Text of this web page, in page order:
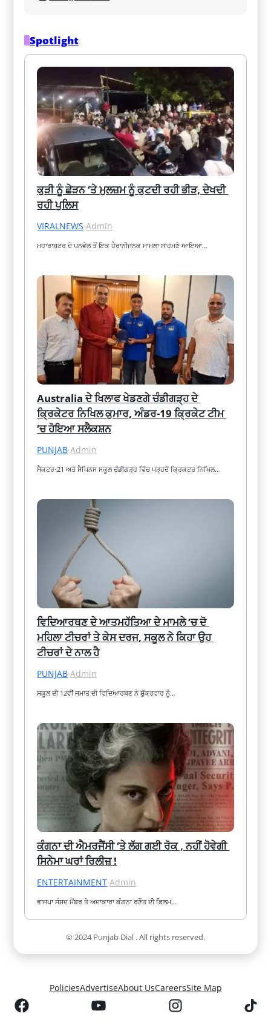
Spotlight
ਕੁੜੀ ਨੂੰ ਛੇੜਨ ‘ਤੇ ਮੁਲਜ਼ਮ ਨੂੰ ਕੁਟਦੀ ਰਹੀ ਭੀੜ, ਦੇਖਦੀ
ਰਹੀ ਪੁਲਿਸ
VIRALNEWS·Admin
ਮਹਾਰਾਸ਼ਟਰ ਦੇ ਪਨਵੇਲ ਤੋਂ ਇਕ ਹੈਰਾਨੀਜਨਕ ਮਾਮਲਾ ਸਾਹਮਣੇ ਆਇਆ…
Australia ਦੇ ਖਿਲਾਫ ਖੇਡਣਗੇ ਚੰਡੀਗੜ੍ਹ ਦੇ
ਕ੍ਰਿਕੇਟਰ ਨਿਖਿਲ ਕੁਮਾਰ, ਅੰਡਰ-19 ਕ੍ਰਿਕੇਟ ਟੀਮ
‘ਚ ਹੋਇਆ ਸਲੈਕਸ਼ਨ
PUNJAB·Admin
ਸੈਕਟਰ-21 ਅਤੇ ਸੈਪਿਨਸ ਸਕੂਲ ਚੰਡੀਗੜ੍ਹ ਵਿੱਚ ਪੜ੍ਹਦੇ ਕ੍ਰਿਕਟਰ ਨਿਖਿਲ…
ਵਿਦਿਆਰਥਣ ਦੇ ਆਤਮਹੱਤਿਆ ਦੇ ਮਾਮਲੇ ‘ਚ ਦੋ
ਮਹਿਲਾ ਟੀਚਰਾਂ ਤੇ ਕੇਸ ਦਰਜ, ਸਕੂਲ ਨੇ ਕਿਹਾ ਉਹ
ਟੀਚਰਾਂ ਦੇ ਨਾਲ ਹੈ
PUNJAB·Admin
ਸਕੂਲ ਦੀ 12ਵੀਂ ਜਮਾਤ ਦੀ ਵਿਦਿਆਰਥਣ ਨੇ ਸ਼ੁੱਕਰਵਾਰ ਨੂੰ…
ਕੰਗਨਾ ਦੀ ਐਮਰਜੈਂਸੀ ‘ਤੇ ਲੱਗ ਗਈ ਰੋਕ , ਨਹੀਂ ਹੋਵੇਗੀ
ਸਿਨੇਮਾ ਘਰਾਂ ਰਿਲੀਜ਼ !
ENTERTAINMENT·Admin
ਭਾਜਪਾ ਸੰਸਦ ਮੈਂਬਰ ਤੇ ਅਦਾਕਾਰਾ ਕੰਗਨਾ ਰਣੌਤ ਦੀ ਫ਼ਿਲਮ…
© 2024 Punjab Dial . All rights reserved.
PoliciesAdvertiseAbout UsCareersSite Map